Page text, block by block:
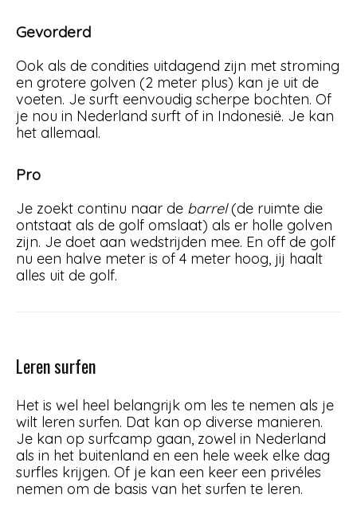
Gevorderd
Ook als de condities uitdagend zijn met stroming
en grotere golven (2 meter plus) kan je uit de
voeten. Je surft eenvoudig scherpe bochten. Of
je nou in Nederland surft of in Indonesië. Je kan
het allemaal.
Pro
Je zoekt continu naar de barrel(de ruimte die
ontstaat als de golf omslaat) als er holle golven
zijn. Je doet aan wedstrijden mee. En off de golf
nu een halve meter is of 4 meter hoog, jij haalt
alles uit de golf.
Leren surfen
Het is wel heel belangrijk om les te nemen als je
wilt leren surfen. Dat kan op diverse manieren.
Je kan op surfcamp gaan, zowel in Nederland
als in het buitenland en een hele week elke dag
surfles krijgen. Of je kan een keer een privéles
nemen om de basis van het surfen te leren.